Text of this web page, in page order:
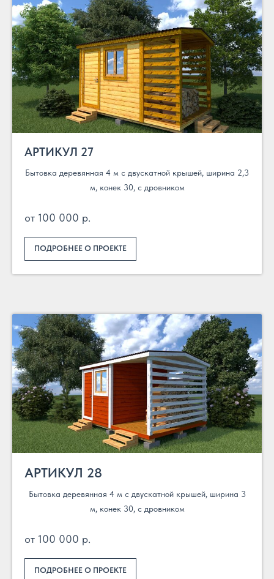
АРТИКУЛ 27
Бытовка деревянная 4 м с двускатной крышей, ширина 2,3
м, конек 30, с дровником
от 100 000 р.
ПОДРОБНЕЕ О ПРОЕКТЕ
АРТИКУЛ 28
Бытовка деревянная 4 м с двускатной крышей, ширина 3
м, конек 30, с дровником
от 100 000 р.
ПОДРОБНЕЕ О ПРОЕКТЕ